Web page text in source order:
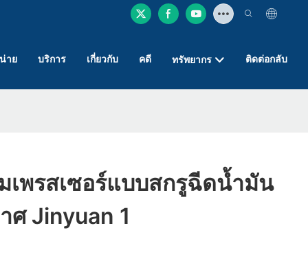
าย บริการ เกี่ยวกับ คดี ทรัพยากร ติดต่อกลับ
เพรสเซอร์แบบสกรูฉีดน้ำมัน
ศ Jinyuan 1